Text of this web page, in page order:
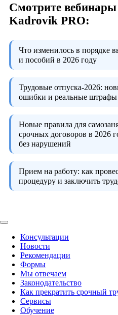
Смотрите вебинары
Kadrovik PRO:
Что изменилось в порядке
и пособий в 2026 году
Трудовые отпуска-2026:
ошибки и реальные штрафы
Новые правила для
срочных договоров в 2026
без нарушений
Прием на работу: как
процедуру и заключить
Консультации
Новости
Рекомендации
Формы
Мы отвечаем
Законодательство
Как прекратить срочный
Сервисы
Обучение